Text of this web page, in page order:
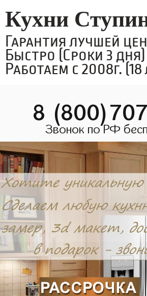
Кухни
Гарантия лучшей
Быстро (Сроки 3 дня)
Работаем с 2008г. (18
8
Звонок по РФ